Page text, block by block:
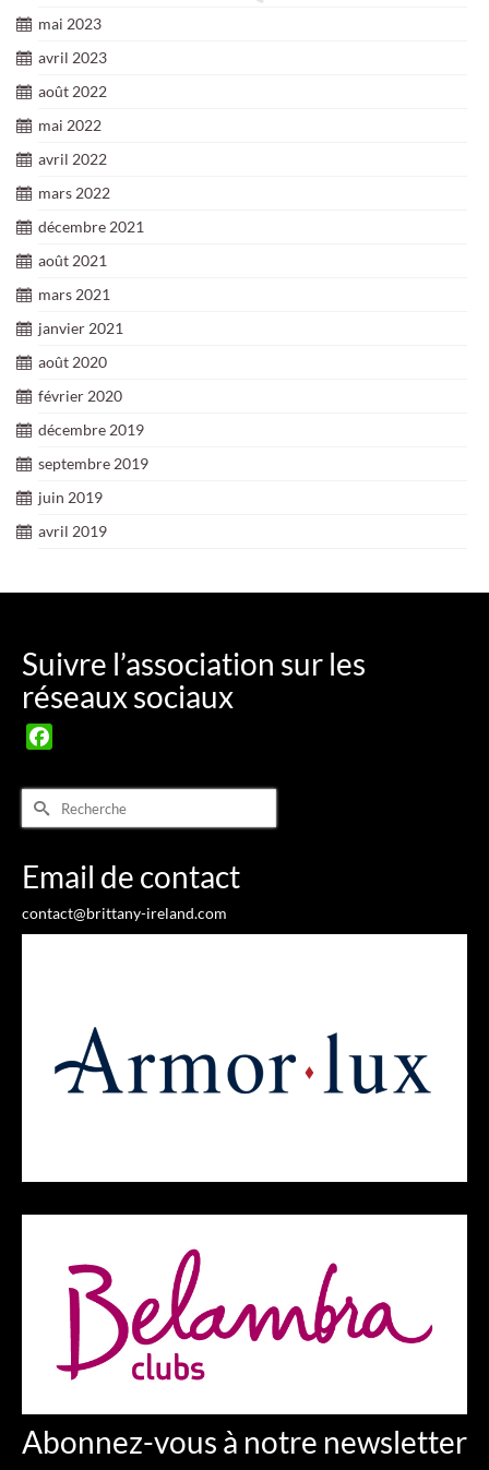
mai 2023
avril 2023
août 2022
mai 2022
avril 2022
mars 2022
décembre 2021
août 2021
mars 2021
janvier 2021
août 2020
février 2020
décembre 2019
septembre 2019
juin 2019
avril 2019
Suivre l’association sur les
réseaux sociaux
Rechercher :
Email de contact
contact@brittany-ireland.com
Abonnez-vous à notre newsletter